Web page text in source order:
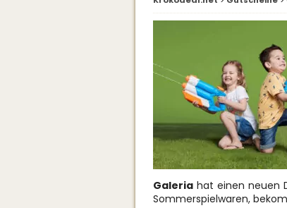
Galeria hat einen neuen
Sommerspielwaren,